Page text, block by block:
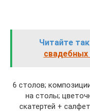
Читайте
свадебных
6 столов;
на столы;
скатертей +